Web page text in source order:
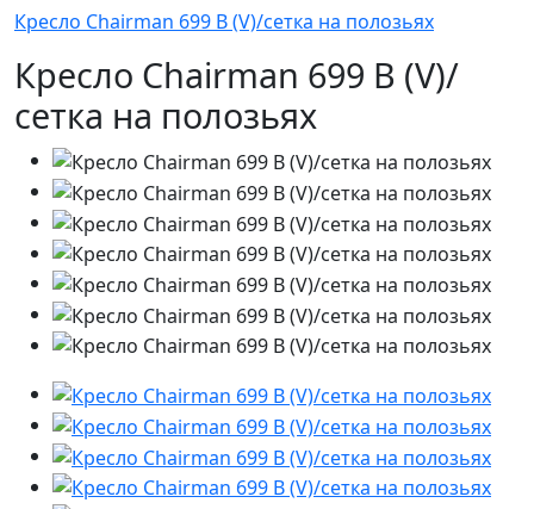
Кресло Chairman 699 В (V)/сетка на полозьях
Кресло Chairman 699 В (V)/
сетка на полозьях